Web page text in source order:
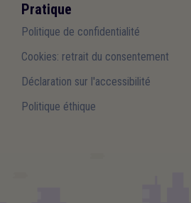
Pratique
Politique de confidentialité
Cookies: retrait du consentement
Déclaration sur l'accessibilité
Politique éthique